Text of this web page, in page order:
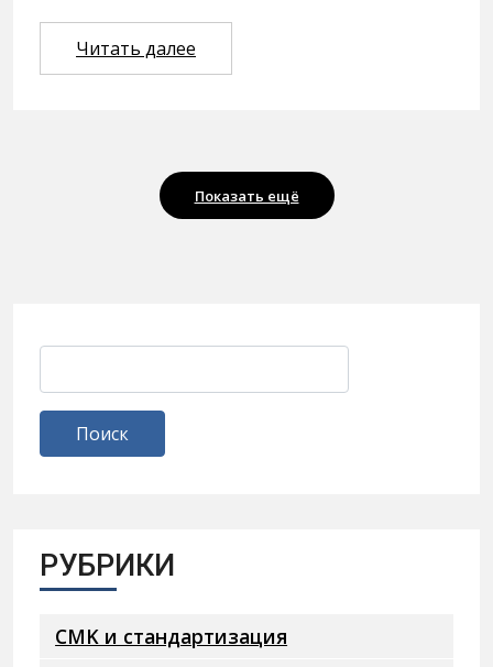
Читать далее
Показать ещё
РУБРИКИ
CMK и стандартизация